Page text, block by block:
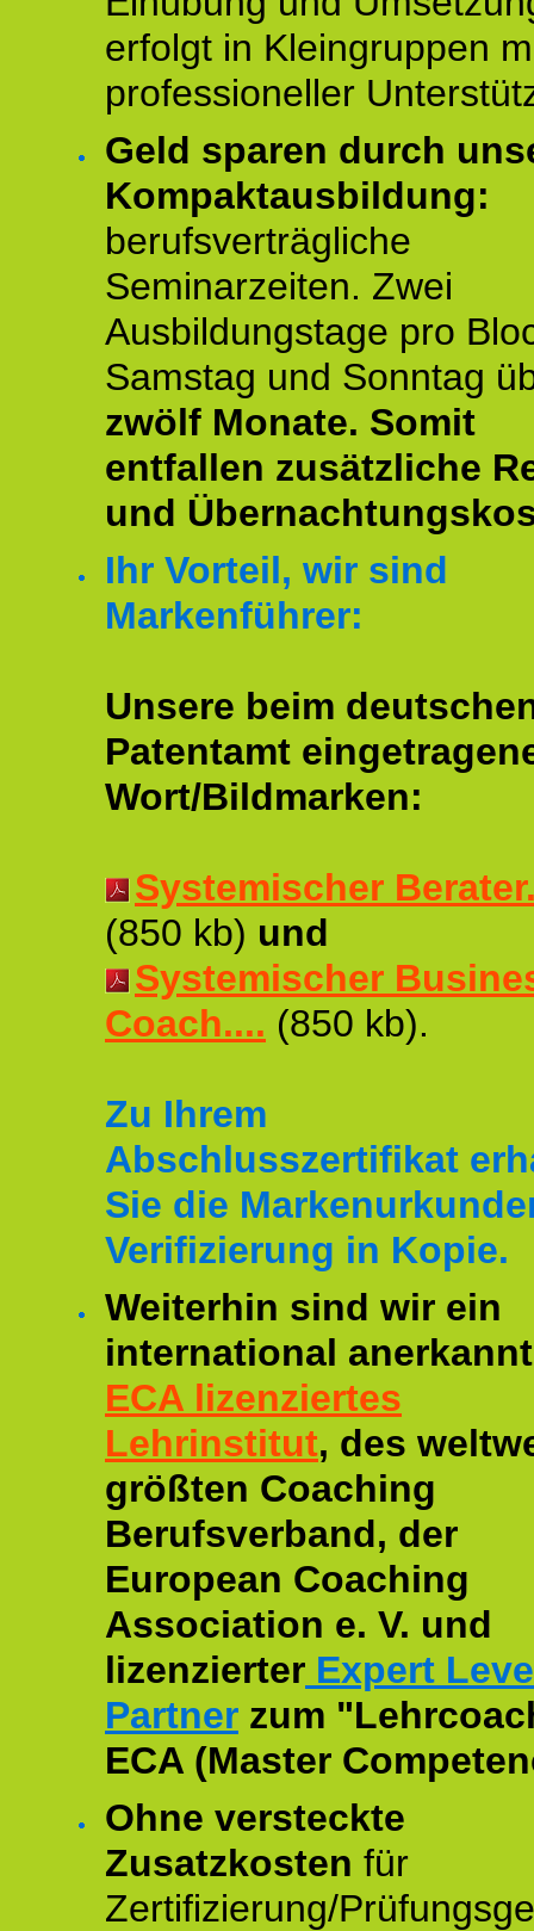
erfolgt in Kleingruppen
professioneller
Geld sparen durch
Kompaktausbildung:
berufsverträgliche
Seminarzeiten. Zwei
Ausbildungstage pro
Samstag und Sonntag
zwölf Monate. Somit
entfallen zusätzliche
und
Ihr Vorteil, wir sind
Markenführer:
Unsere beim
Patentamt
Wort/Bildmarken:
Systemischer
(850 kb) und
Systemischer
Coach.... (850 kb).
Zu Ihrem
Abschlusszertifikat
Sie die
Verifizierung in Kopie.
Weiterhin sind wir ein
international
ECA lizenziertes
Lehrinstitut, des
größten Coaching
Berufsverband, der
European Coaching
Association e. V. und
lizenzierter Expert
Partner zum
ECA (Master
Ohne versteckte
Zusatzkosten für
Zertifizierung/